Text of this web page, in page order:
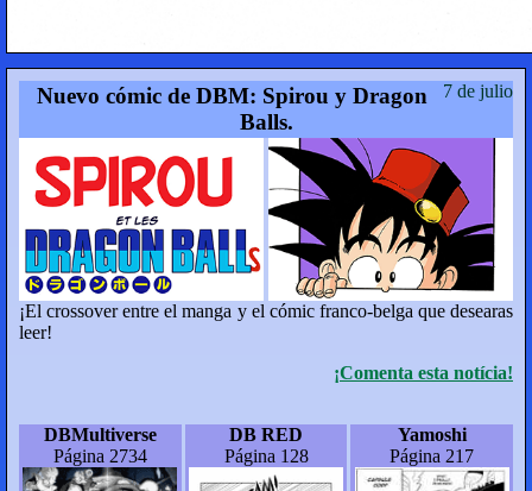
7 de julio
Nuevo cómic de DBM: Spirou y Dragon
Balls.
¡El crossover entre el manga y el cómic franco-belga que desearas
leer!
¡Comenta esta notícia!
DBMultiverse
Página 2734
DB RED
Página 128
Yamoshi
Página 217